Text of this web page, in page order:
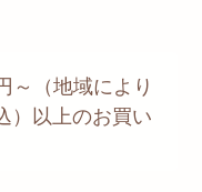
～（地域により
）以上のお買い